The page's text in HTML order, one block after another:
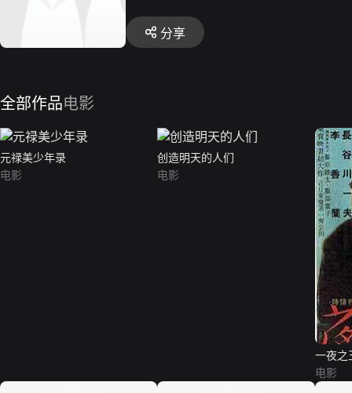
分享
全部作品电影
元禄美少年录
电影
创造明天的人们
电影
一夜之
电影